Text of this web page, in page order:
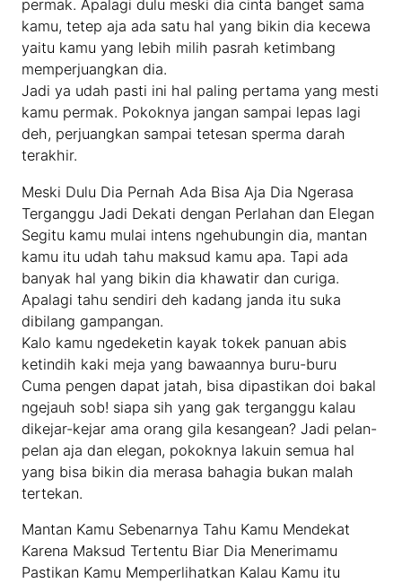
permak. Apalagi dulu meski dia cinta banget sama
kamu, tetep aja ada satu hal yang bikin dia kecewa
yaitu kamu yang lebih milih pasrah ketimbang
memperjuangkan dia.
Jadi ya udah pasti ini hal paling pertama yang mesti
kamu permak. Pokoknya jangan sampai lepas lagi
deh, perjuangkan sampai tetesan sperma darah
terakhir.
Meski Dulu Dia Pernah Ada Bisa Aja Dia Ngerasa
Terganggu Jadi Dekati dengan Perlahan dan Elegan
Segitu kamu mulai intens ngehubungin dia, mantan
kamu itu udah tahu maksud kamu apa. Tapi ada
banyak hal yang bikin dia khawatir dan curiga.
Apalagi tahu sendiri deh kadang janda itu suka
dibilang gampangan.
Kalo kamu ngedeketin kayak tokek panuan abis
ketindih kaki meja yang bawaannya buru-buru
Cuma pengen dapat jatah, bisa dipastikan doi bakal
ngejauh sob! siapa sih yang gak terganggu kalau
dikejar-kejar ama orang gila kesangean? Jadi pelan-
pelan aja dan elegan, pokoknya lakuin semua hal
yang bisa bikin dia merasa bahagia bukan malah
tertekan.
Mantan Kamu Sebenarnya Tahu Kamu Mendekat
Karena Maksud Tertentu Biar Dia Menerimamu
Pastikan Kamu Memperlihatkan Kalau Kamu itu